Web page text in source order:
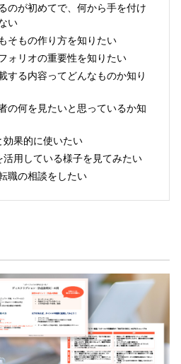
のが初めてで、何から手を付け
い
そもの作り方を知りたい
ォリオの重要性を知りたい
する内容ってどんなものか知り
の何を見たいと思っているか知
効果的に使いたい
活用している様子を見てみたい
職の相談をしたい